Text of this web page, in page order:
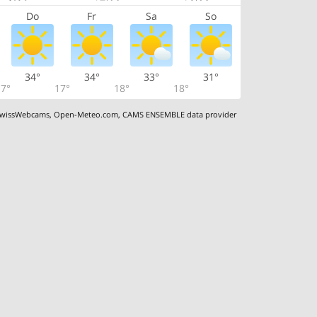
Do Fr Sa So
34°
17°
34°
18°
33°
18°
31°
,Open-Meteo.com,CAMS ENSEMBLE data provider